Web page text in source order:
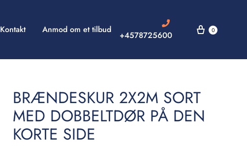
Kontakt Anmod om et tilbud
+4578725600 0
BRÆNDESKUR 2X2M SORT
MED DOBBELTDØR PÅ DEN
KORTE SIDE